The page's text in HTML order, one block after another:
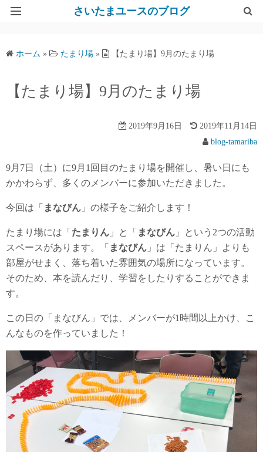
さいたまユースのブログ
ホーム » たまり場 » 【たまり場】9月のたまり場
【たまり場】9月のたまり場
2019年9月16日
2019年11月14日
blog-tamariba
9月7日（土）に9月1回目のたまり場を開催し、暑い日にも
かかわらず、多くのメンバーに参加いただきました。
今回は「 まなびん 」の様子をご紹介します！
たまり場には「 たまりん 」と「 まなびん 」という2つの活動
スペースがあります。「 まなびん 」は「たまりん」よりも
部屋がせまく、落ち着いた雰囲気の場所になっています。
そのため、本を読んだり、学習をしたりすることができま
す。
この日の「まなびん」では、メンバーが1時間以上かけ、こ
んなものを作っていました！